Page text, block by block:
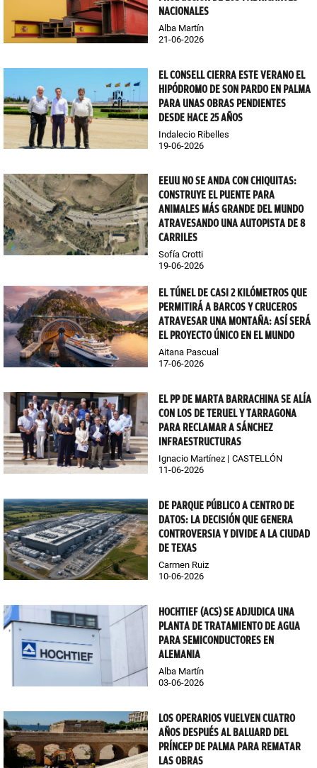
NACIONALES
Alba Martín
21-06-2026
EL CONSELL CIERRA ESTE VERANO EL
HIPÓDROMO DE SON PARDO EN PALMA
PARA UNAS OBRAS PENDIENTES
DESDE HACE 25 AÑOS
Indalecio Ribelles
19-06-2026
EEUU NO SE ANDA CON CHIQUITAS:
CONSTRUYE EL PUENTE PARA
ANIMALES MÁS GRANDE DEL MUNDO
ATRAVESANDO UNA AUTOPISTA DE 8
CARRILES
Sofía Crotti
19-06-2026
EL TÚNEL DE CASI 2 KILÓMETROS QUE
PERMITIRÁ A BARCOS Y CRUCEROS
ATRAVESAR UNA MONTAÑA: ASÍ SERÁ
EL PROYECTO ÚNICO EN EL MUNDO
Aitana Pascual
17-06-2026
EL PP DE MARTA BARRACHINA SE ALÍA
CON LOS DE TERUEL Y TARRAGONA
PARA RECLAMAR A SÁNCHEZ
INFRAESTRUCTURAS
Ignacio Martínez
CASTELLÓN
11-06-2026
DE PARQUE PÚBLICO A CENTRO DE
DATOS: LA DECISIÓN QUE GENERA
CONTROVERSIA Y DIVIDE A LA CIUDAD
DE TEXAS
Carmen Ruiz
10-06-2026
HOCHTIEF (ACS) SE ADJUDICA UNA
PLANTA DE TRATAMIENTO DE AGUA
PARA SEMICONDUCTORES EN
ALEMANIA
Alba Martín
03-06-2026
LOS OPERARIOS VUELVEN CUATRO
AÑOS DESPUÉS AL BALUARD DEL
PRÍNCEP DE PALMA PARA REMATAR
LAS OBRAS